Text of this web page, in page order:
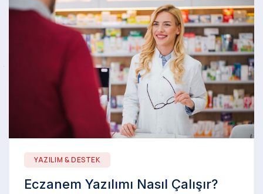
YAZILIM & DESTEK
Eczanem Yazılımı Nasıl Çalışır?